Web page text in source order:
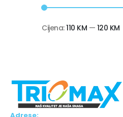
Cijena:110 KM — 120 KM